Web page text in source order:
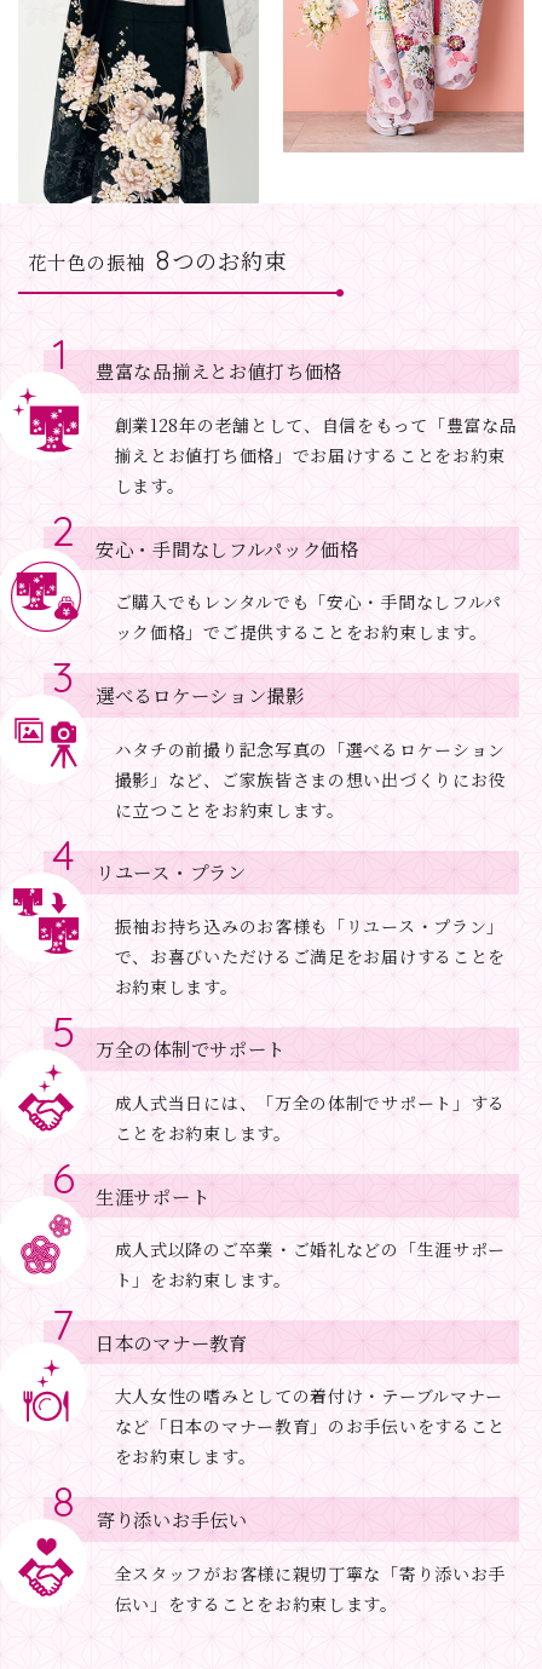
花十色の振袖 8つのお約束
豊富な品揃えとお値打ち価格
創業128年の老舗として、自信をもって「豊富な品
揃えとお値打ち価格」でお届けすることをお約束
します。
安心・手間なしフルパック価格
ご購入でもレンタルでも「安心・手間なしフルパ
ック価格」でご提供することをお約束します。
選べるロケーション撮影
ハタチの前撮り記念写真の「選べるロケーション
撮影」など、ご家族皆さまの想い出づくりにお役
に立つことをお約束します。
リユース・プラン
振袖お持ち込みのお客様も「リユース・プラン」
で、お喜びいただけるご満足をお届けすることを
お約束します。
万全の体制でサポート
成人式当日には、「万全の体制でサポート」する
ことをお約束します。
生涯サポート
成人式以降のご卒業・ご婚礼などの「生涯サポー
ト」をお約束します。
日本のマナー教育
大人女性の嗜みとしての着付け・テーブルマナー
など「日本のマナー教育」のお手伝いをすること
をお約束します。
寄り添いお手伝い
全スタッフがお客様に親切丁寧な「寄り添いお手
伝い」をすることをお約束します。